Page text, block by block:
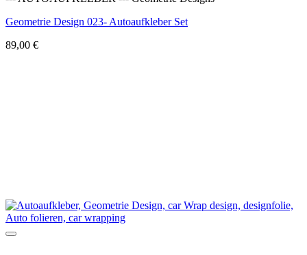
Geometrie Design 023- Autoaufkleber Set
89,00 €